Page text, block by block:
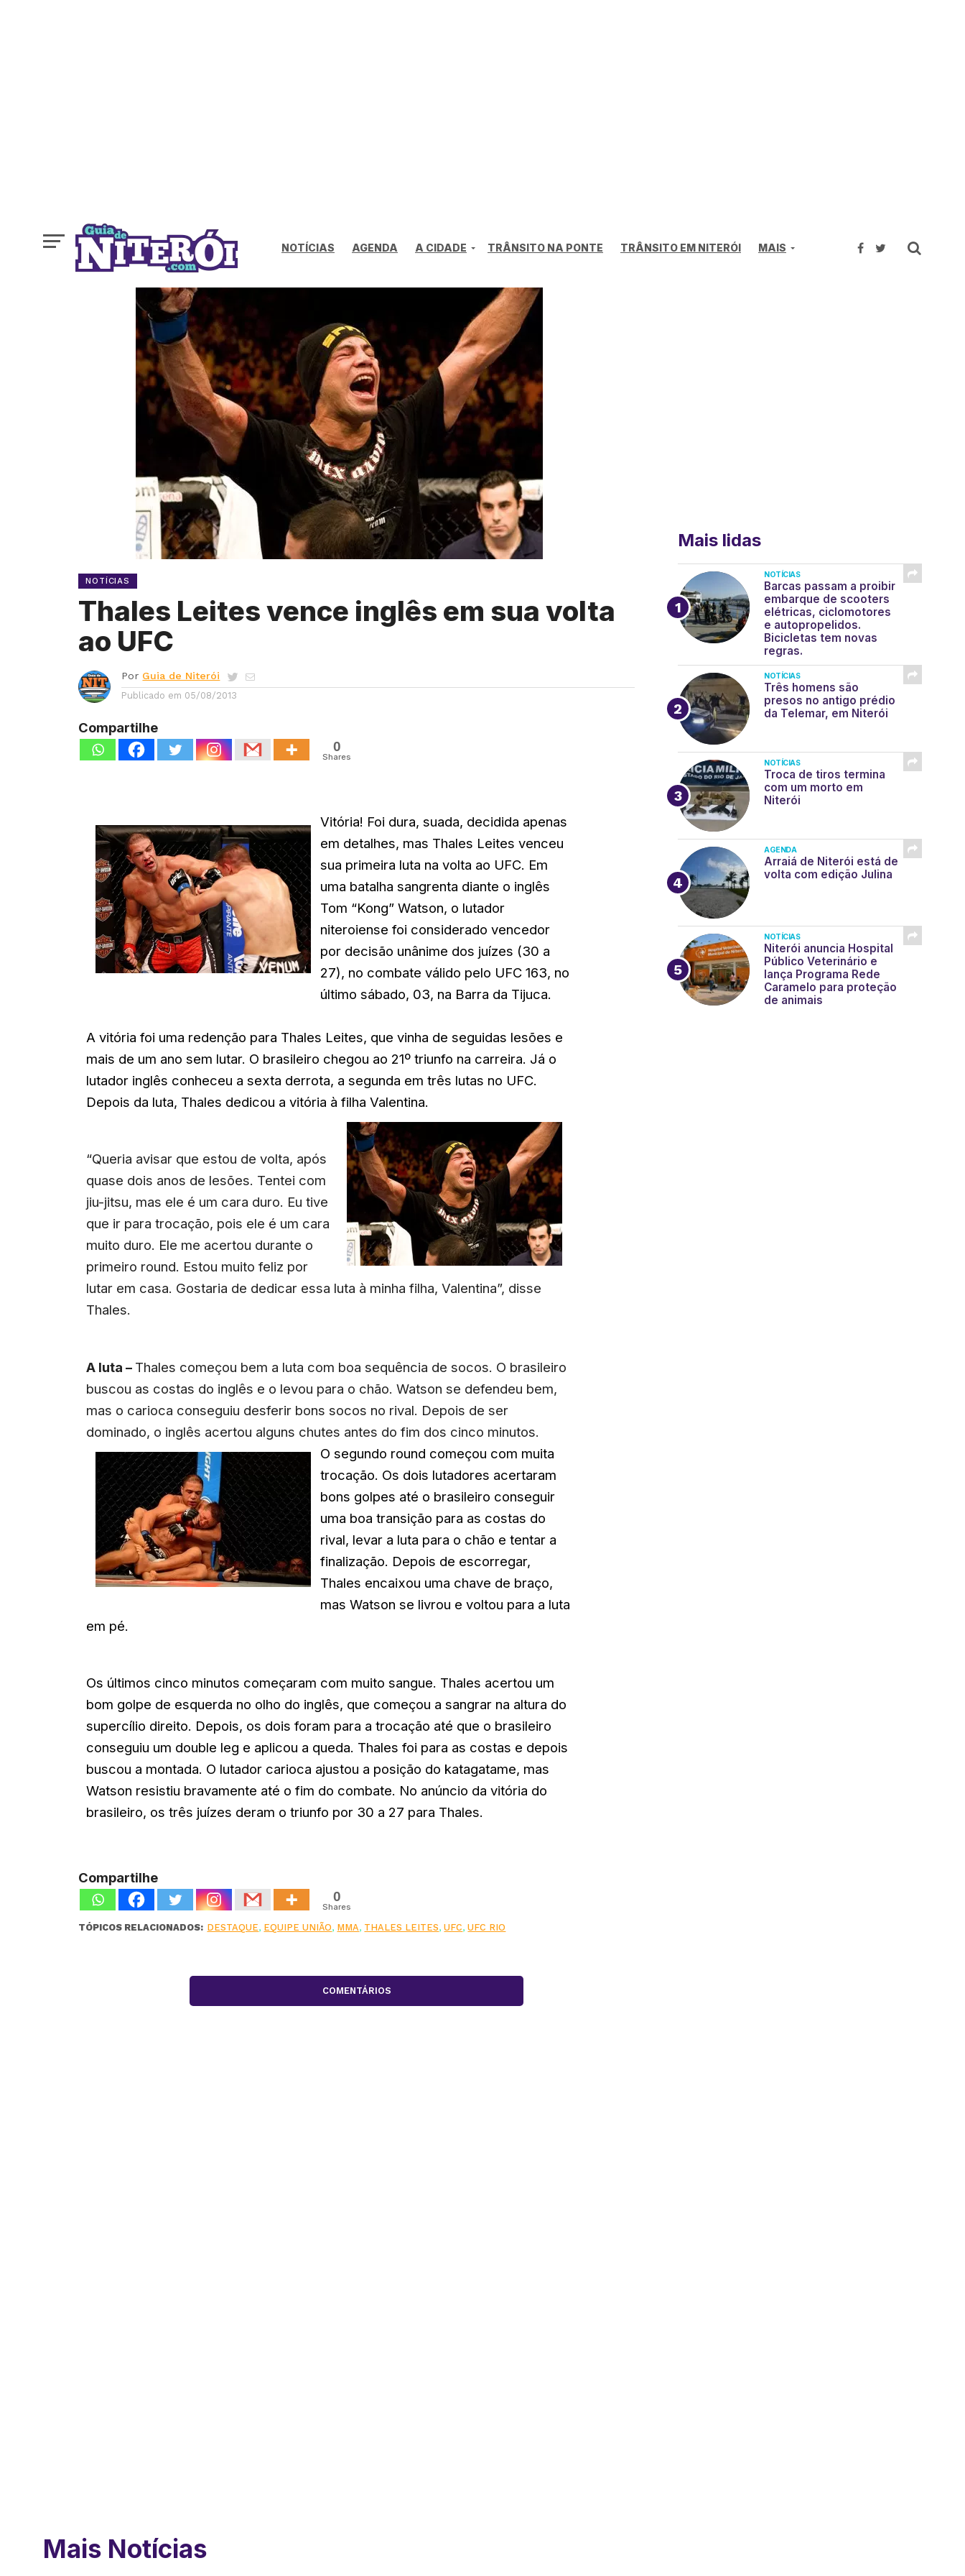
NOTÍCIAS AGENDA A CIDADE TRÂNSITO NA PONTE TRÂNSITO EM NITERÓI MAIS
NOTÍCIAS
Thales Leites vence inglês em sua volta
ao UFC
Por Guia de Niterói
Publicado em 05/08/2013
Compartilhe
0
Shares
Vitória! Foi dura, suada, decidida apenas
em detalhes, mas Thales Leites venceu
sua primeira luta na volta ao UFC. Em
uma batalha sangrenta diante o inglês
Tom “Kong” Watson, o lutador
niteroiense foi considerado vencedor
por decisão unânime dos juízes (30 a
27), no combate válido pelo UFC 163, no
último sábado, 03, na Barra da Tijuca.
A vitória foi uma redenção para Thales Leites, que vinha de seguidas lesões e
mais de um ano sem lutar. O brasileiro chegou ao 21º triunfo na carreira. Já o
lutador inglês conheceu a sexta derrota, a segunda em três lutas no UFC.
Depois da luta, Thales dedicou a vitória à filha Valentina.
“Queria avisar que estou de volta, após
quase dois anos de lesões. Tentei com
jiu-jitsu, mas ele é um cara duro. Eu tive
que ir para trocação, pois ele é um cara
muito duro. Ele me acertou durante o
primeiro round. Estou muito feliz por
lutar em casa. Gostaria de dedicar essa luta à minha filha, Valentina”, disse
Thales.
A luta – Thales começou bem a luta com boa sequência de socos. O brasileiro
buscou as costas do inglês e o levou para o chão. Watson se defendeu bem,
mas o carioca conseguiu desferir bons socos no rival. Depois de ser
dominado, o inglês acertou alguns chutes antes do fim dos cinco minutos.
O segundo round começou com muita
trocação. Os dois lutadores acertaram
bons golpes até o brasileiro conseguir
uma boa transição para as costas do
rival, levar a luta para o chão e tentar a
finalização. Depois de escorregar,
Thales encaixou uma chave de braço,
mas Watson se livrou e voltou para a luta
em pé.
Os últimos cinco minutos começaram com muito sangue. Thales acertou um
bom golpe de esquerda no olho do inglês, que começou a sangrar na altura do
supercílio direito. Depois, os dois foram para a trocação até que o brasileiro
conseguiu um double leg e aplicou a queda. Thales foi para as costas e depois
buscou a montada. O lutador carioca ajustou a posição do katagatame, mas
Watson resistiu bravamente até o fim do combate. No anúncio da vitória do
brasileiro, os três juízes deram o triunfo por 30 a 27 para Thales.
Compartilhe
0
Shares
TÓPICOS RELACIONADOS: DESTAQUE, EQUIPE UNIÃO, MMA, THALES LEITES,UFC,UFC RIO
COMENTÁRIOS
Mais Notícias
Mais lidas
NOTÍCIAS
Barcas passam a proibir
embarque de scooters
elétricas, ciclomotores
e autopropelidos.
Bicicletas tem novas
regras.
NOTÍCIAS
Três homens são
presos no antigo prédio
da Telemar, em Niterói
NOTÍCIAS
Troca de tiros termina
com um morto em
Niterói
AGENDA
Arraiá de Niterói está de
volta com edição Julina
NOTÍCIAS
Niterói anuncia Hospital
Público Veterinário e
lança Programa Rede
Caramelo para proteção
de animais